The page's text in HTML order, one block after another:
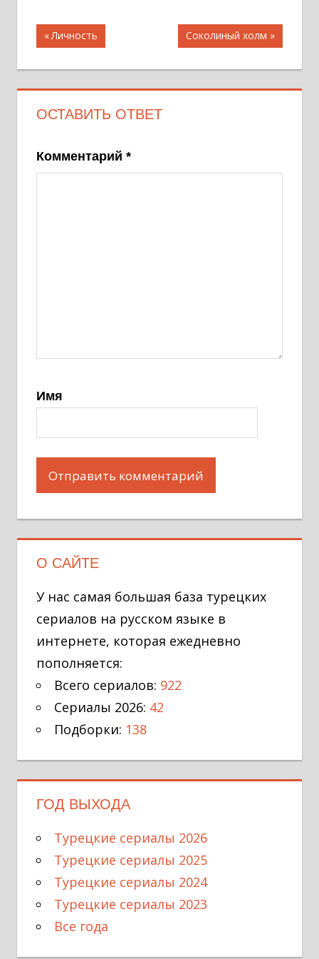
Навигация
Предыдущая
запись;
Личность
Следующая
запись:
Соколиный холм
ОСТАВИТЬ ОТВЕТ
Комментарий *
Имя
О САЙТЕ
У нас самая большая база турецких
сериалов на русском языке в
интернете, которая ежедневно
пополняется:
Всего сериалов: 922
Сериалы 2026: 42
Подборки: 138
ГОД ВЫХОДА
Турецкие сериалы 2026
Турецкие сериалы 2025
Турецкие сериалы 2024
Турецкие сериалы 2023
Все года